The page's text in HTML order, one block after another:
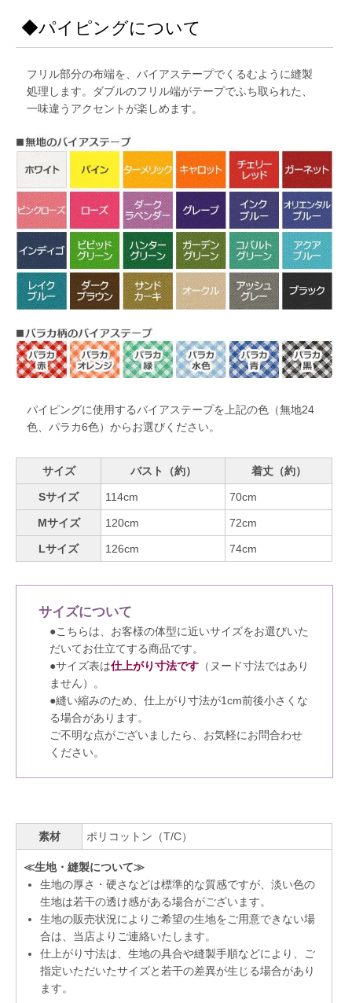
◆パイピングについて
フリル部分の布端を、バイアステープでくるむように縫製
処理します。ダブルのフリル端がテープでふち取られた、
一味違うアクセントが楽しめます。
パイピングに使用するバイアステープを上記の色（無地24
色、パラカ6色）からお選びください。
サイズ バスト（約） 着丈（約）
Sサイズ 114cm 70cm
Mサイズ 120cm 72cm
Lサイズ 126cm 74cm
サイズについて
●こちらは、お客様の体型に近いサイズをお選びいた
だいてお仕立てする商品です。
●サイズ表は仕上がり寸法です （ヌード寸法ではあり
ません）。
●縫い縮みのため、仕上がり寸法が1cm前後小さくな
る場合があります。
ご不明な点がございましたら、お気軽にお問合わせ
ください。
素材 ポリコットン（T/C）
≪生地・縫製について≫
生地の厚さ・硬さなどは標準的な質感ですが、淡い色の
生地は若干の透け感がある場合がございます。
生地の販売状況によりご希望の生地をご用意できない場
合は、当店よりご連絡いたします。
仕上がり寸法は、生地の具合や縫製手順などにより、ご
指定いただいたサイズと若干の差異が生じる場合があり
ます。